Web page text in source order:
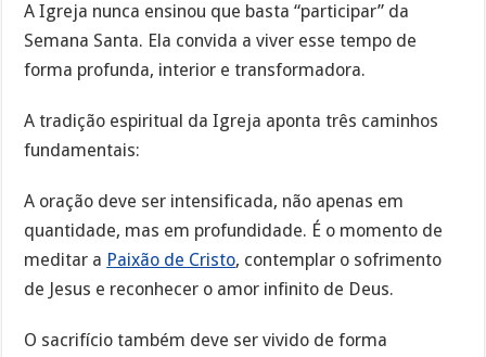
A Igreja nunca ensinou que basta “participar” da
Semana Santa. Ela convida a viver esse tempo de
forma profunda, interior e transformadora.
A tradição espiritual da Igreja aponta três caminhos
fundamentais:
A oração deve ser intensificada, não apenas em
quantidade, mas em profundidade. É o momento de
meditar a Paixão de Cristo, contemplar o sofrimento
de Jesus e reconhecer o amor infinito de Deus.
O sacrifício também deve ser vivido de forma